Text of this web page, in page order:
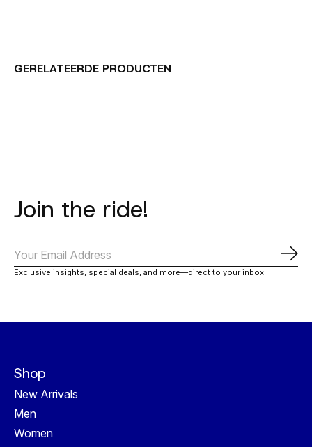
GERELATEERDE PRODUCTEN
Join the ride!
Exclusive insights, special deals, and more—direct to your inbox.
Shop
New Arrivals
Men
Women